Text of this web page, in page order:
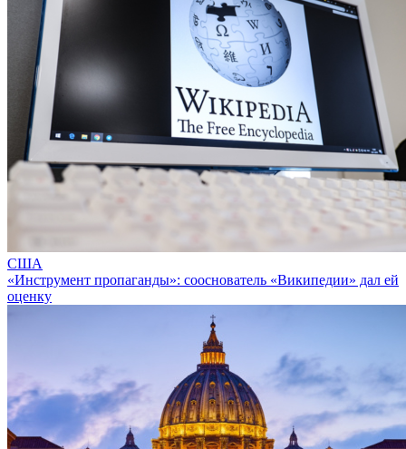
США
«Инструмент пропаганды»: сооснователь «Википедии» дал ей
оценку